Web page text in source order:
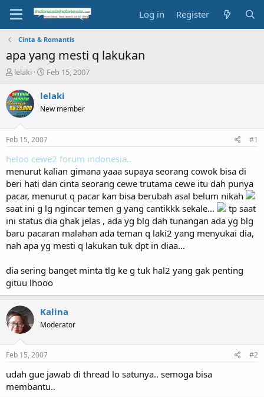
Log in Register
Cinta & Romantis
apa yang mesti q lakukan
T
r
e
a
s
t
a
t
e
r
lelaki
S
a
t
a
e
Feb 15, 2007
lelaki
New member
Feb 15, 2007 #1
heloo cewe2 forum indonesia..
menurut kalian gimana yaaa supaya seorang cowok bisa di
beri hati dan cinta seorang cewe trutama cewe itu dah punya
pacar, menurut q pacar kan bisa berubah asal belum nikah
saat ini g lg ngincar temen g yang cantikkk sekale...
tp saat
ini status dia ghak jelas , ada yg blg dah tunangan ada yg blg
baru pacaran malahan ada teman q laki2 yang menyukai dia,
nah apa yg mesti q lakukan tuk dpt in diaa...
dia sering banget minta tlg ke g tuk hal2 yang gak penting
gituu lhooo
Kalina
Moderator
Feb 15, 2007 #2
udah gue jawab di thread lo satunya.. semoga bisa
membantu..